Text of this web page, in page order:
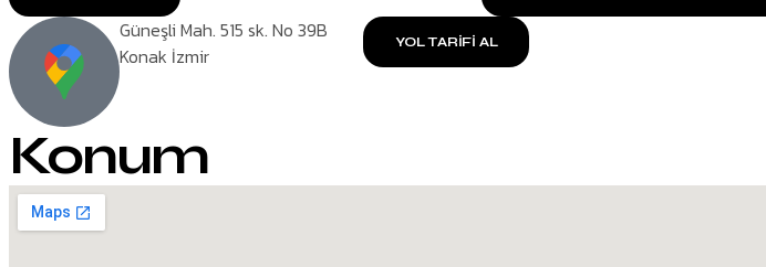
Güneşli Mah. 515 sk. No 39B
Konak İzmir
YOL TARİFİ AL
Konum